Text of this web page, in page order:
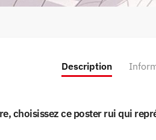
Description
choisissez ce poster rui qui